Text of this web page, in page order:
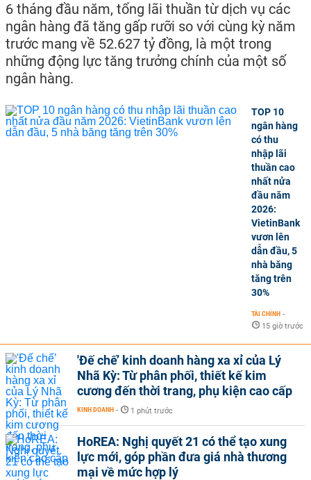
6 tháng đầu năm, tổng lãi thuần từ dịch vụ các
ngân hàng đã tăng gấp rưỡi so với cùng kỳ năm
trước mang về 52.627 tỷ đồng, là một trong
những động lực tăng trưởng chính của một số
ngân hàng.
TOP 10
ngân hàng
có thu
nhập lãi
thuần cao
nhất nửa
đầu năm
2026:
VietinBank
vươn lên
dẫn đầu, 5
nhà băng
tăng trên
30%
TÀI CHÍNH -
15 giờ trước
'Đế chế’ kinh doanh hàng xa xỉ của Lý
Nhã Kỳ: Từ phân phối, thiết kế kim
cương đến thời trang, phụ kiện cao cấp
KINH DOANH - 1 phút trước
HoREA: Nghị quyết 21 có thể tạo xung
lực mới, góp phần đưa giá nhà thương
mại về mức hợp lý